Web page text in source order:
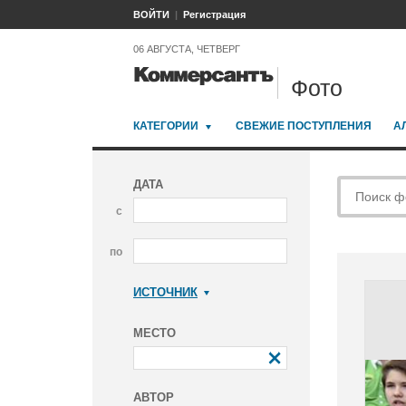
ВОЙТИ Регистрация
06 АВГУСТА, ЧЕТВЕРГ
Фото
КАТЕГОРИИ СВЕЖИЕ ПОСТУПЛЕНИЯ
ДАТА
с
по
ИСТОЧНИК
МЕСТО
АВТОР